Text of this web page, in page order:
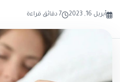
أبريل 16, 2023 7 دقائق قراءة